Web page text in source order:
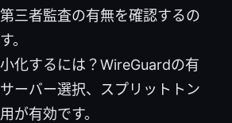
三者監査の有無を確認するの
。
化するには？WireGuardの有
ーバー選択、スプリットトン
が有効です。